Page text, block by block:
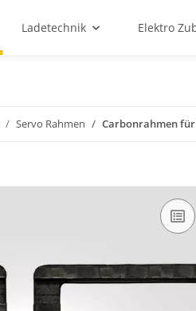
Ladetechnik Elektro
Servo Rahmen Carbonrahmen für